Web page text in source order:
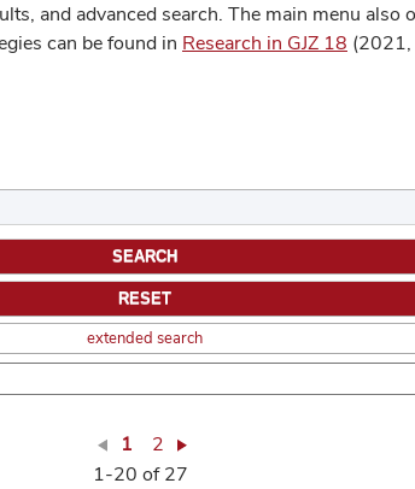
and advanced search. The main menu
can be found in Research in GJZ 18 (2021,
extended search
1
2
1-20 of 27